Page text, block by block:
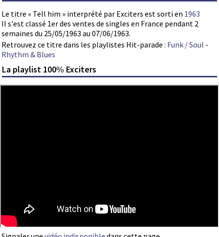
Le titre « Tell him » interprété par Exciters est sorti en 1963
Il s'est classé 1er des ventes de singles en France pendant 2
semaines du 25/05/1963 au 07/06/1963.
Retrouvez ce titre dans les playlistes Hit-parade : Funk / Soul -
Rhythm & Blues
La playlist 100% Exciters